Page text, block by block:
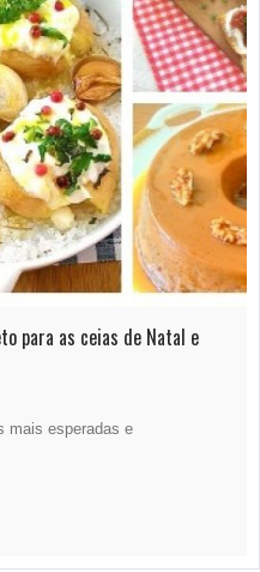
para as ceias de Natal e
mais esperadas e